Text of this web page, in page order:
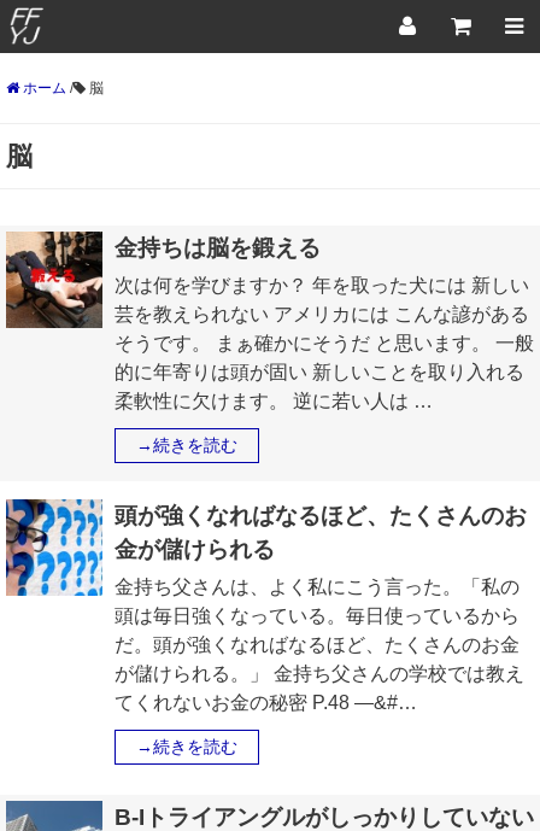
ホーム / 脳
脳
金持ちは脳を鍛える
次は何を学びますか？ 年を取った犬には 新しい
芸を教えられない アメリカには こんな諺がある
そうです。 まぁ確かにそうだ と思います。 一般
的に年寄りは頭が固い 新しいことを取り入れる
柔軟性に欠けます。 逆に若い人は …
→続きを読む
頭が強くなればなるほど、たくさんのお
金が儲けられる
金持ち父さんは、よく私にこう言った。「私の
頭は毎日強くなっている。毎日使っているから
だ。頭が強くなればなるほど、たくさんのお金
が儲けられる。」 金持ち父さんの学校では教え
てくれないお金の秘密 P.48 —&#…
→続きを読む
B-Iトライアングルがしっかりしていない